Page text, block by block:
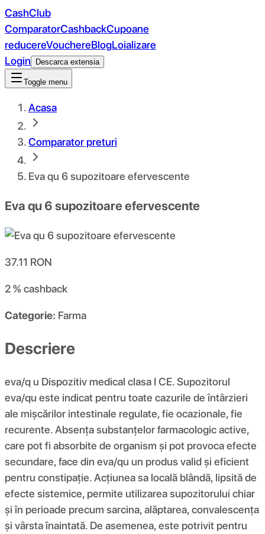
CashClub
ComparatorCashbackCupoane
reducereVouchereBlogLoializare
Login
Descarca extensia
Toggle menu
Acasa
Comparator preturi
Eva qu 6 supozitoare efervescente
Eva qu 6 supozitoare efervescente
37.11 RON
2 %cashback
Categorie: Farma
Descriere
eva/q u Dispozitiv medical clasa I CE. Supozitorul
eva/qu este indicat pentru toate cazurile de întârzieri
ale mișcărilor intestinale regulate, fie ocazionale, fie
recurente. Absența substanțelor farmacologic active,
care pot fi absorbite de organism și pot provoca efecte
secundare, face din eva/qu un produs valid și eficient
pentru constipație. Acțiunea sa locală blândă, lipsită de
efecte sistemice, permite utilizarea supozitorului chiar
și în perioade precum sarcina, alăptarea, convalescența
și vârsta înaintată. De asemenea, este potrivit pentru